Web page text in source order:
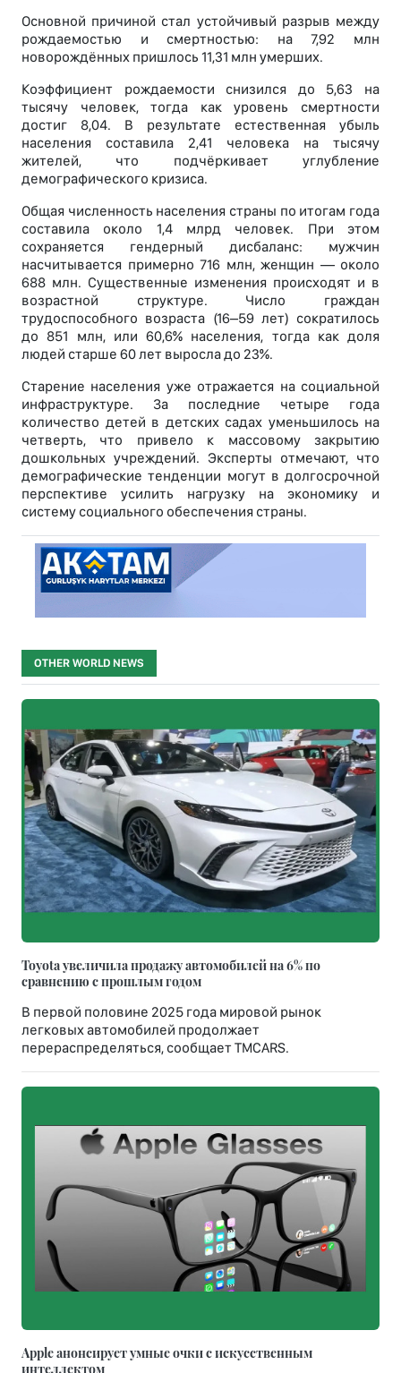
Основной причиной стал устойчивый разрыв между
рождаемостью и смертностью: на 7,92 млн
новорождённых пришлось 11,31 млн умерших.
Коэффициент рождаемости снизился до 5,63 на
тысячу человек, тогда как уровень смертности
достиг 8,04. В результате естественная убыль
населения составила 2,41 человека на тысячу
жителей, что подчёркивает углубление
демографического кризиса.
Общая численность населения страны по итогам года
составила около 1,4 млрд человек. При этом
сохраняется гендерный дисбаланс: мужчин
насчитывается примерно 716 млн, женщин — около
688 млн. Существенные изменения происходят и в
возрастной структуре. Число граждан
трудоспособного возраста (16–59 лет) сократилось
до 851 млн, или 60,6% населения, тогда как доля
людей старше 60 лет выросла до 23%.
Старение населения уже отражается на социальной
инфраструктуре. За последние четыре года
количество детей в детских садах уменьшилось на
четверть, что привело к массовому закрытию
дошкольных учреждений. Эксперты отмечают, что
демографические тенденции могут в долгосрочной
перспективе усилить нагрузку на экономику и
систему социального обеспечения страны.
OTHER WORLD NEWS
Toyota увеличила продажу автомобилей на 6% по
сравнению с прошлым годом
В первой половине 2025 года мировой рынок
легковых автомобилей продолжает
перераспределяться, сообщает TMCARS.
Apple анонсирует умные очки с искусственным
интеллектом